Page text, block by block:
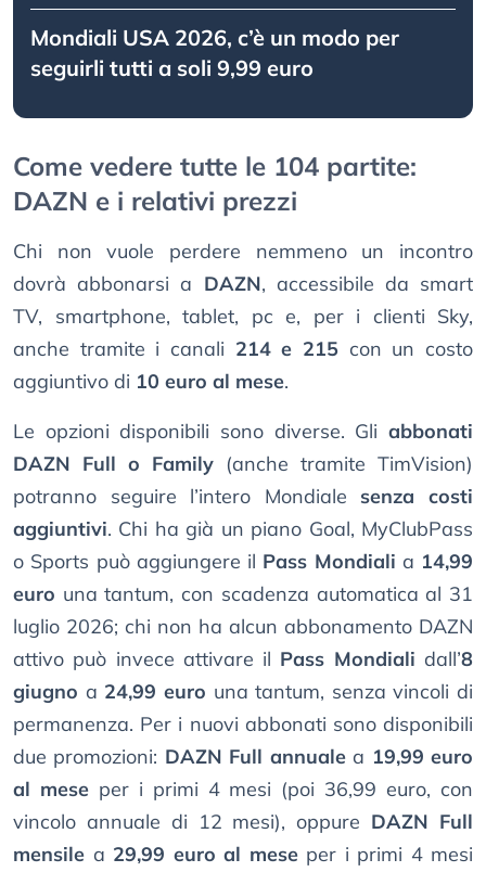
Mondiali USA 2026, c’è un modo per
seguirli tutti a soli 9,99 euro
Come vedere tutte le 104 partite:
DAZN e i relativi prezzi
Chi non vuole perdere nemmeno un incontro
dovrà abbonarsi a DAZN, accessibile da smart
TV, smartphone, tablet, pc e, per i clienti Sky,
anche tramite i canali 214 e 215 con un costo
aggiuntivo di 10 euro al mese.
Le opzioni disponibili sono diverse. Gli abbonati
DAZN Full o Family (anche tramite TimVision)
potranno seguire l’intero Mondiale senza costi
aggiuntivi. Chi ha già un piano Goal, MyClubPass
o Sports può aggiungere il Pass Mondiali a 14,99
euro una tantum, con scadenza automatica al 31
luglio 2026; chi non ha alcun abbonamento DAZN
attivo può invece attivare il Pass Mondiali dall’8
giugno a 24,99 euro una tantum, senza vincoli di
permanenza. Per i nuovi abbonati sono disponibili
due promozioni: DAZN Full annualea 19,99 euro
al meseper i primi 4 mesi (poi 36,99 euro, con
vincolo annuale di 12 mesi), oppure DAZN Full
mensile a 29,99 euro al meseper i primi 4 mesi